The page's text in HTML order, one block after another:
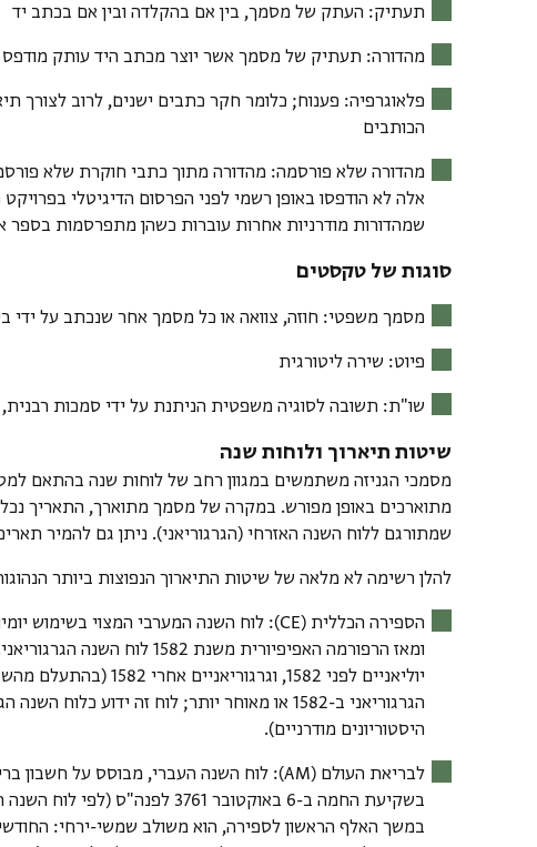
תעתיק: העתק של מסמך, בין אם בהקלדה ובין אם בכתב יד
מהדורה: תעתיק של מסמך אשר יוצר מכתב היד עותק מודפס
פלאוגרפיה: פענוח; כלומר חקר כתבים ישנים, לרוב לצורך
הכותבים
מהדורה שלא פורסמה: מהדורה מתוך כתבי חוקרת שלא
אלה לא הודפסו באופן רשמי לפני הפרסום הדיגיטלי
שמהדורות מודרניות אחרות עוברות כשהן מתפרסמות בספר
סוגות של טקסטים
מסמך משפטי: חוזה, צוואה או כל מסמך אחר שנכתב על ידי
פיוט: שירה ליטורגית
שו"ת: תשובה לסוגיה משפטית הניתנת על ידי סמכות
שיטות תיארוך ולוחות שנה
מסמכי הגניזה משתמשים במגוון רחב של לוחות שנה בהתאם
מתוארכים באופן מפורש. במקרה של מסמך מתוארך, התאריך
שמתורגם ללוח השנה האזרחי (הגרגוריאני). ניתן גם להמיר
להלן רשימה לא מלאה של שיטות התיארוך הנפוצות ביותר
הספירה הכללית (CE)
ומאז הרפורמה האפיפיורית
יוליאניים לפני 1582,
הגרגוריאני ב-1582 או מאוחר יותר; לוח זה ידוע כלוח השנה הגרגוריאני
היסטוריונים מודרניים).
לבריאת העולם (AM)
: לוח השנה העברי, מבוסס על חשבון
בשקיעת החמה ב-6 באוקטובר 3761
במשך האלף הראשון לספירה, הוא משולב שמשי-ירחי: